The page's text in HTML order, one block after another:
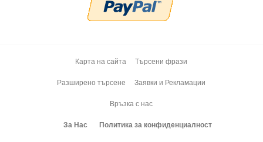
Карта на сайта Търсени фрази
Разширено търсене Заявки и Рекламации
Връзка с нас
За Нас Политика за конфиденциалност